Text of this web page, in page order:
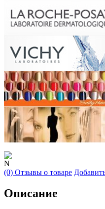
N
(0) Отзывы о товаре
Описание